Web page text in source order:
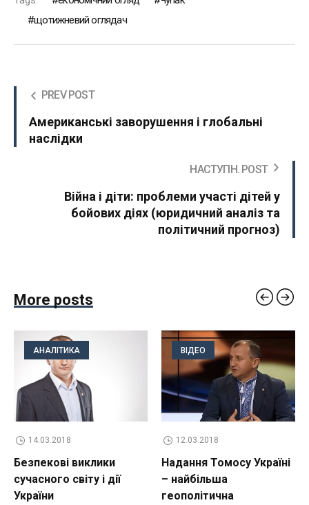
щотижневий оглядач
PREV POST
Американські заворушення і глобальні
наслідки
НАСТУПН. POST
Війна і діти: проблеми участі дітей у
бойових діях (юридичний аналіз та
політичний прогноз)
More posts
АНАЛІТИКА
14.03.2018
Безпекові виклики
сучасного світу і дії
України
ВІДЕО
12.03.2018
Надання Томосу Україні
– найбільша
геополітична